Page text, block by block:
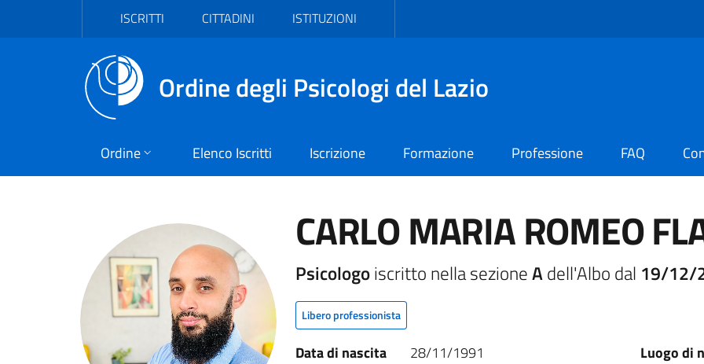
Vai al contenuto principale
ISCRITTI CITTADINI ISTITUZIONI
Ordine degli Psicologi del Lazio
Ordine Elenco Iscritti Iscrizione Formazione Professione FAQ
CARLO MARIA ROMEO
Psicologoiscritto nella sezioneAdell'Albo dal 19/12/
Libero professionista
Data di nascita 28/11/1991 Luogo di